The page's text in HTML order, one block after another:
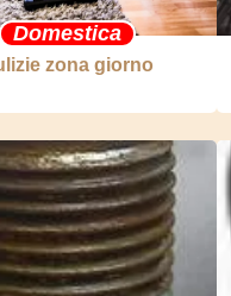
Domestica
zona giorno